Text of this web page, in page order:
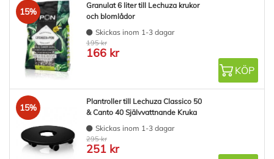
15%
Granulat 6 liter till Lechuza krukor
och blomlådor
Skickas inom 1-3 dagar
195 kr
166 kr
KÖP
15%
Plantroller till Lechuza Classico 50
& Canto 40 Självvattnande Kruka
Skickas inom 1-3 dagar
295 kr
251 kr